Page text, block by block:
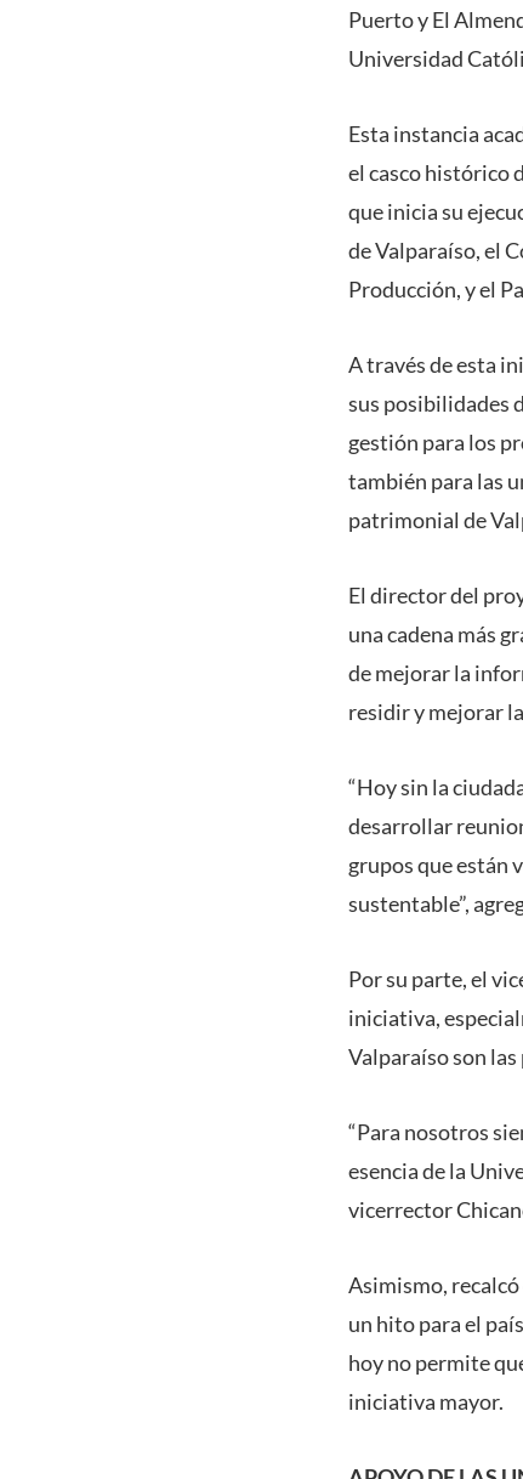
Puerto y El
Universidad
Esta instancia
el casco histórico
que inicia su
de Valparaíso, el
Producción, y el
A través de esta
sus posibilidades
gestión para los
también para las
patrimonial de
El director del
una cadena más
de mejorar la
residir y mejorar
“Hoy sin la
desarrollar
grupos que están
sustentable”,
Por su parte, el
iniciativa,
Valparaíso son
“Para nosotros
esencia de la
vicerrector
Asimismo, recalcó
un hito para el
hoy no permite
iniciativa mayor.